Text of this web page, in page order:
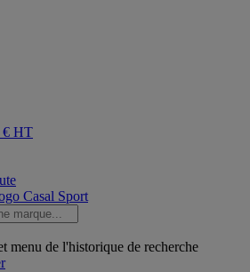
€ HT
menu de l'historique de recherche